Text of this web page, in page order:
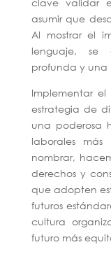
asumir que
Al mostrar el
lenguaje, se
profunda y una
Implementar
estrategia de
una poderosa
laborales más
nombrar,
derechos y
que adopten
futuros
cultura
futuro más